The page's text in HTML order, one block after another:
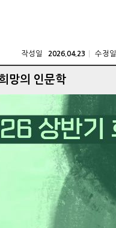
작성일 2026.04.23 수정일
망의 인문학